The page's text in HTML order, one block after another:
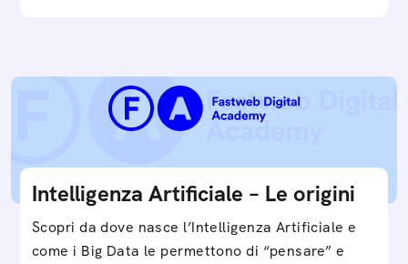
Intelligenza Artificiale – Le origini
Scopri da dove nasce l’Intelligenza Artificiale e
come i Big Data le permettono di “pensare” e